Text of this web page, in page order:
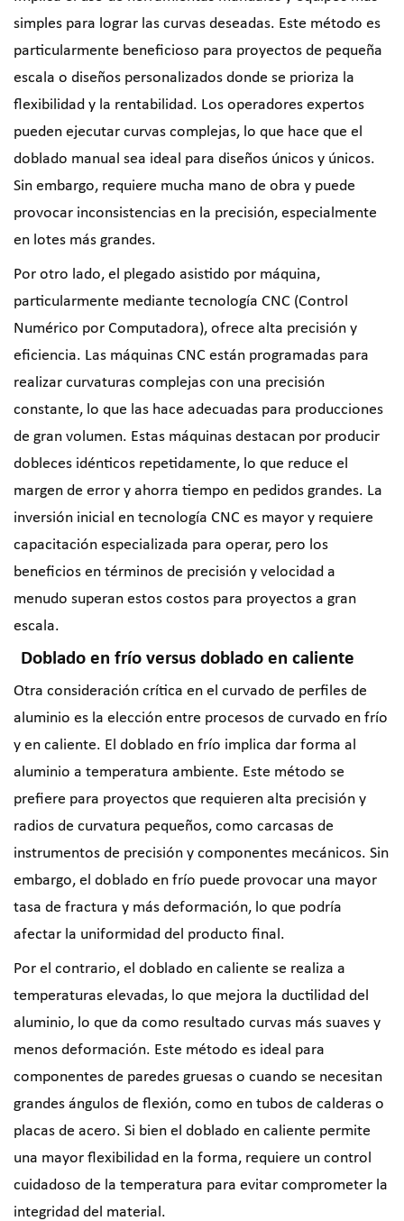
simples para lograr las curvas deseadas. Este método es
particularmente beneficioso para proyectos de pequeña
escala o diseños personalizados donde se prioriza la
flexibilidad y la rentabilidad. Los operadores expertos
pueden ejecutar curvas complejas, lo que hace que el
doblado manual sea ideal para diseños únicos y únicos.
Sin embargo, requiere mucha mano de obra y puede
provocar inconsistencias en la precisión, especialmente
en lotes más grandes.
Por otro lado, el plegado asistido por máquina,
particularmente mediante tecnología CNC (Control
Numérico por Computadora), ofrece alta precisión y
eficiencia. Las máquinas CNC están programadas para
realizar curvaturas complejas con una precisión
constante, lo que las hace adecuadas para producciones
de gran volumen. Estas máquinas destacan por producir
dobleces idénticos repetidamente, lo que reduce el
margen de error y ahorra tiempo en pedidos grandes. La
inversión inicial en tecnología CNC es mayor y requiere
capacitación especializada para operar, pero los
beneficios en términos de precisión y velocidad a
menudo superan estos costos para proyectos a gran
escala.
Doblado en frío versus doblado en caliente
Otra consideración crítica en el curvado de perfiles de
aluminio es la elección entre procesos de curvado en frío
y en caliente. El doblado en frío implica dar forma al
aluminio a temperatura ambiente. Este método se
prefiere para proyectos que requieren alta precisión y
radios de curvatura pequeños, como carcasas de
instrumentos de precisión y componentes mecánicos. Sin
embargo, el doblado en frío puede provocar una mayor
tasa de fractura y más deformación, lo que podría
afectar la uniformidad del producto final.
Por el contrario, el doblado en caliente se realiza a
temperaturas elevadas, lo que mejora la ductilidad del
aluminio, lo que da como resultado curvas más suaves y
menos deformación. Este método es ideal para
componentes de paredes gruesas o cuando se necesitan
grandes ángulos de flexión, como en tubos de calderas o
placas de acero. Si bien el doblado en caliente permite
una mayor flexibilidad en la forma, requiere un control
cuidadoso de la temperatura para evitar comprometer la
integridad del material.